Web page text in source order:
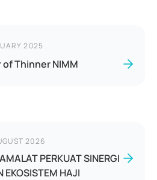
2025
Thinner NIMM
2026
PERKUAT SINERGI
EKOSISTEM HAJI